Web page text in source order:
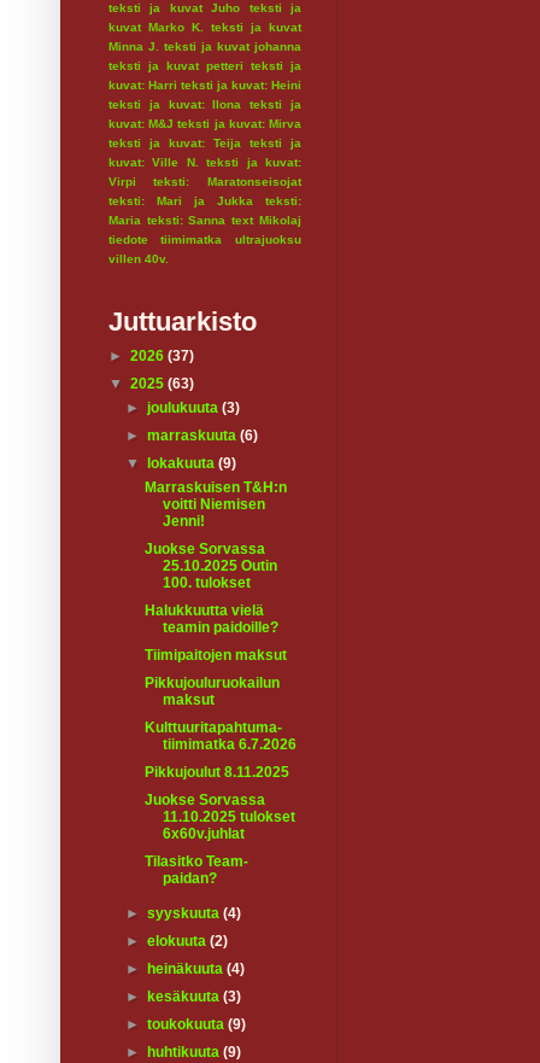
teksti ja kuvat Juho
teksti ja
kuvat Marko K.
teksti ja kuvat
Minna J.
teksti ja kuvat johanna
teksti ja kuvat petteri
teksti ja
kuvat: Harri teksti ja kuvat: Heini
teksti ja kuvat: Ilona
teksti ja
kuvat: M&J teksti ja kuvat: Mirva
teksti ja kuvat: Teija
teksti ja
kuvat: Ville N.
teksti ja kuvat:
Virpi
teksti: Maratonseisojat
teksti: Mari ja Jukka
teksti:
Maria teksti: Sanna text Mikolaj
tiedote
tiimimatka
ultrajuoksu
villen 40v.
Juttuarkisto
► 2026 (37)
▼ 2025 (63)
►joulukuuta(3)
►marraskuuta(6)
▼
lokakuuta(9)
Marraskuisen T&H:n
voitti Niemisen
Jenni!
Juokse Sorvassa
25.10.2025 Outin
100. tulokset
Halukkuutta vielä
teamin paidoille?
Tiimipaitojen maksut
Pikkujouluruokailun
maksut
Kulttuuritapahtuma-
tiimimatka 6.7.2026
Pikkujoulut 8.11.2025
Juokse Sorvassa
11.10.2025 tulokset
6x60v.juhlat
Tilasitko Team-
paidan?
►syyskuuta(4)
►elokuuta(2)
►
heinäkuuta(4)
►
kesäkuuta(3)
►toukokuuta(9)
►
huhtikuuta(9)